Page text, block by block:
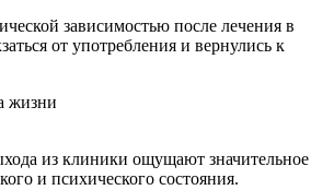
зависимостью после лечения в
от употребления и вернулись к
жизни
из клиники ощущают значительное
и психического состояния.